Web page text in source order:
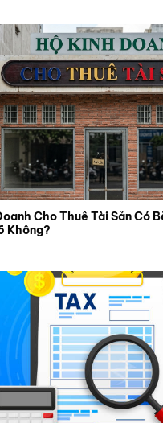
Cho Thuê Tài Sản Có
Không?